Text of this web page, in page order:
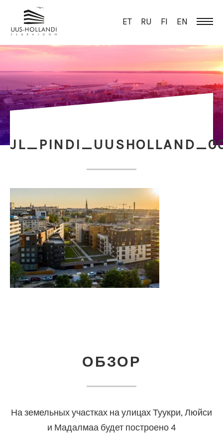
ET RU FI EN
ОБЗОР
На земельных участках на улицах Туукри, Люйси
и Мадалмаа будет построено 4